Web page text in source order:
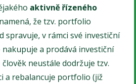
aktivně řízeného
že tzv. portfolio
spravuje, v rámci své investiční
a prodává investiční
neustále dodržuje tzv.
a rebalancuje portfolio (již